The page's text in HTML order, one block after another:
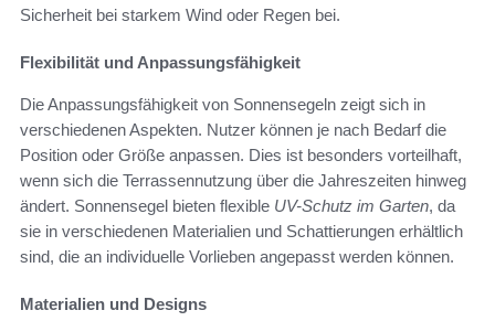
Sicherheit bei starkem Wind oder Regen bei.
Flexibilität und Anpassungsfähigkeit
Die Anpassungsfähigkeit von Sonnensegeln zeigt sich in
verschiedenen Aspekten. Nutzer können je nach Bedarf die
Position oder Größe anpassen. Dies ist besonders vorteilhaft,
wenn sich die Terrassennutzung über die Jahreszeiten hinweg
ändert. Sonnensegel bieten flexible UV-Schutz im Garten, da
sie in verschiedenen Materialien und Schattierungen erhältlich
sind, die an individuelle Vorlieben angepasst werden können.
Materialien und Designs